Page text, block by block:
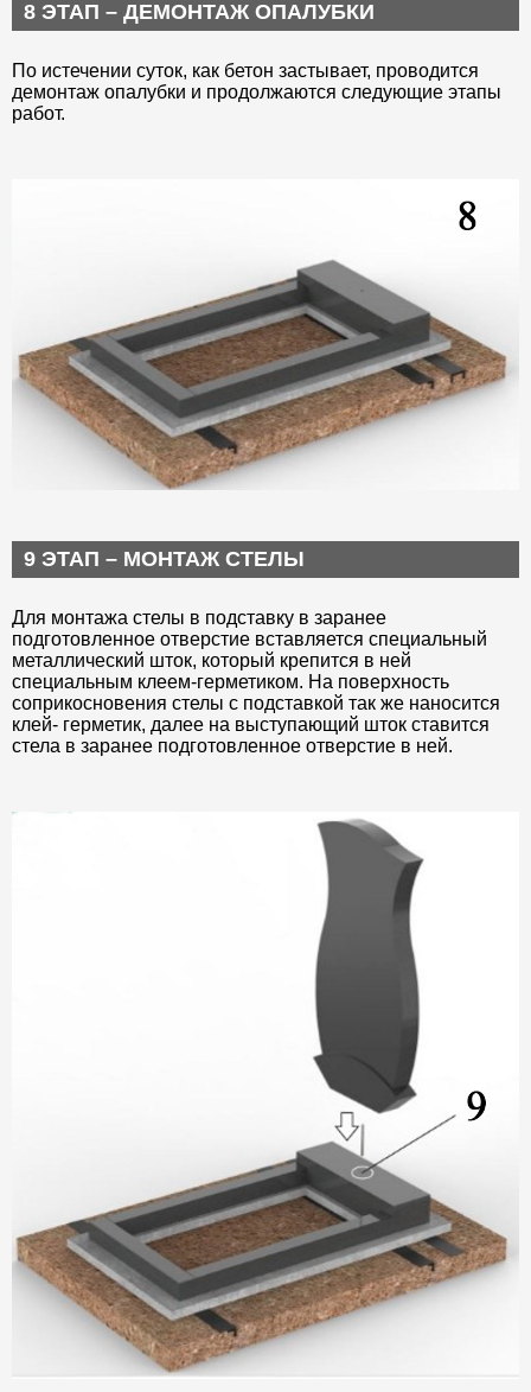
8 ЭТАП – ДЕМОНТАЖ ОПАЛУБКИ
По истечении суток, как бетон застывает, проводится
демонтаж опалубки и продолжаются следующие этапы
работ.
9 ЭТАП – МОНТАЖ СТЕЛЫ
Для монтажа стелы в подставку в заранее
подготовленное отверстие вставляется специальный
металлический шток, который крепится в ней
специальным клеем-герметиком. На поверхность
соприкосновения стелы с подставкой так же наносится
клей- герметик, далее на выступающий шток ставится
стела в заранее подготовленное отверстие в ней.